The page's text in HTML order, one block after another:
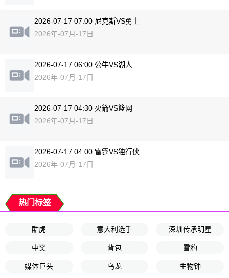
2026-07-17 07:00 尼克斯VS勇士
2026年-07月-17日
2026-07-17 06:00 公牛VS湖人
2026年-07月-17日
2026-07-17 04:30 火箭VS篮网
2026年-07月-17日
2026-07-17 04:00 雷霆VS独行侠
2026年-07月-17日
热门标签
酷虎 意大利选手 深圳传承明星
中奖 背包 雪豹
媒体巨头 乌龙 生物钟